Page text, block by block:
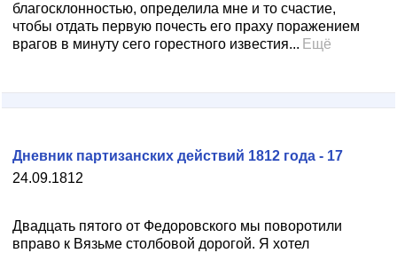
благосклонностью, определила мне и то счастие,
чтобы отдать первую почесть его праху поражением
врагов в минуту сего горестного известия... Ещё
24.09.1812
Дневник партизанских действий 1812 года - 17
Двадцать пятого от Федоровского мы поворотили
вправо к Вязьме столбовой дорогой. Я хотел